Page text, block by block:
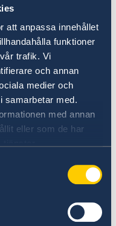
att anpassa innehållet
funktioner
trafik. Vi
och annan
medier och
samarbetar med.
med annan
eller som de har
available.
for information on
the Embassy is
Visiting
to all countries is
additional
information,